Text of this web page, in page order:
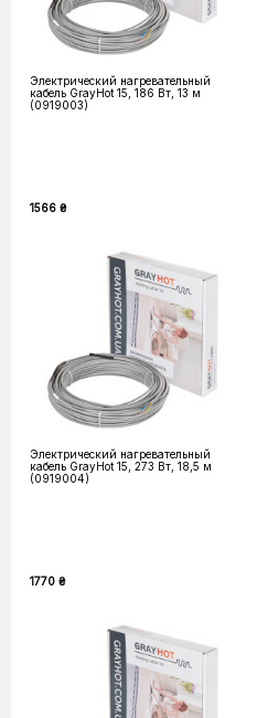
Электрический нагревательный
кабель GrayHot 15, 186 Вт, 13 м
(0919003)
1566 ₴
Электрический нагревательный
кабель GrayHot 15, 273 Вт, 18,5 м
(0919004)
1770 ₴